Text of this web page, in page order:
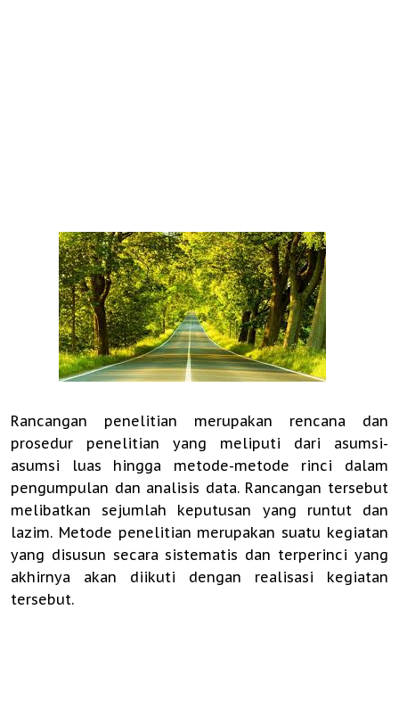
Rancangan penelitian merupakan rencana dan
prosedur penelitian yang meliputi dari asumsi-
asumsi luas hingga metode-metode rinci dalam
pengumpulan dan analisis data. Rancangan tersebut
melibatkan sejumlah keputusan yang runtut dan
lazim. Metode penelitian merupakan suatu kegiatan
yang disusun secara sistematis dan terperinci yang
akhirnya akan diikuti dengan realisasi kegiatan
tersebut.